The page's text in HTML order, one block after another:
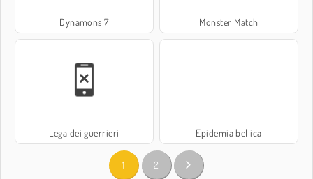
Dynamons 7 Monster Match
Lega dei guerrieri Epidemia bellica
1 2